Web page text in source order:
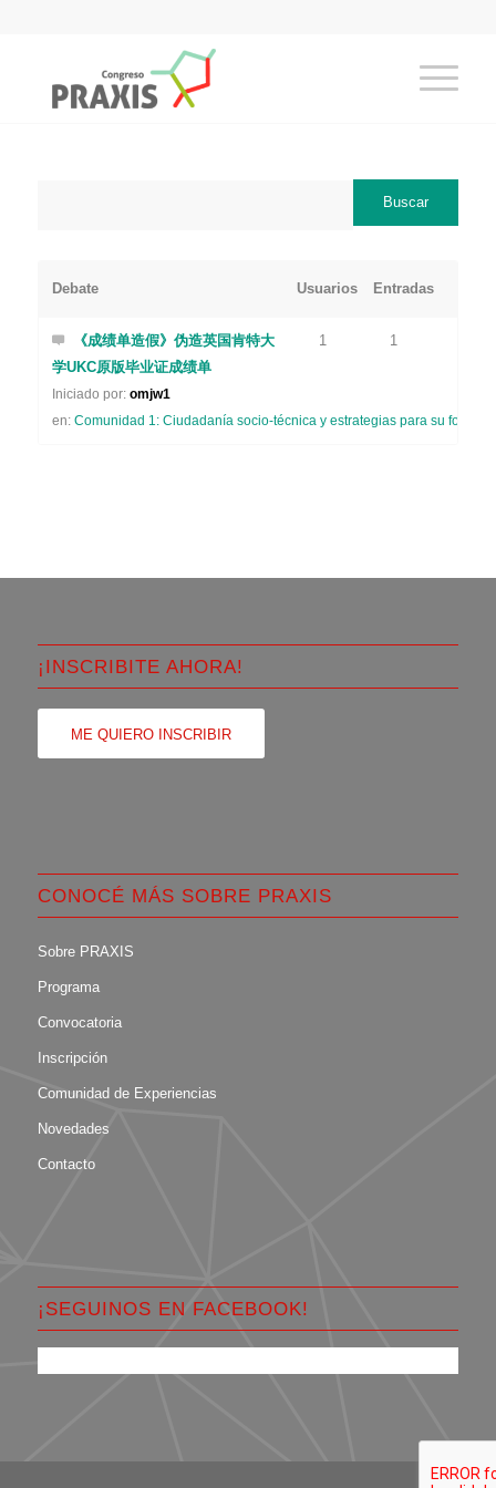
Debate Usuarios Entradas
《成绩单造假》伪造英国肯特大
学UKC原版毕业证成绩单
Iniciado por: omjw1
en: Comunidad 1: Ciudadanía socio-técnica y estrategias para su
1 1
¡INSCRIBITE AHORA!
ME QUIERO INSCRIBIR
CONOCÉ MÁS SOBRE PRAXIS
Sobre PRAXIS
Programa
Convocatoria
Inscripción
Comunidad de Experiencias
Novedades
Contacto
¡SEGUINOS EN FACEBOOK!